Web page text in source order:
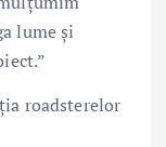
lume şi
roadsterelor